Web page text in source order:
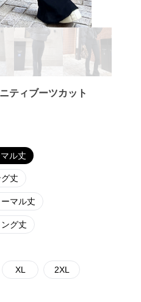
ティブーツカット
ル丈
丈
マル丈
グ丈
XL 2XL